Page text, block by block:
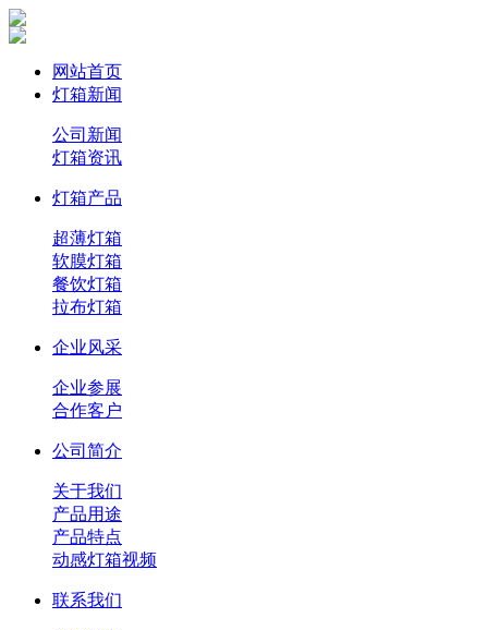
网站首页
灯箱新闻
公司新闻
灯箱资讯
灯箱产品
超薄灯箱
软膜灯箱
餐饮灯箱
拉布灯箱
企业风采
企业参展
合作客户
公司简介
关于我们
产品用途
产品特点
动感灯箱视频
联系我们